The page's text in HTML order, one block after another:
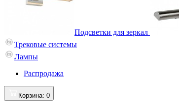
Подсветки для зеркал
Трековые системы
Лампы
Распродажа
Корзина: 0